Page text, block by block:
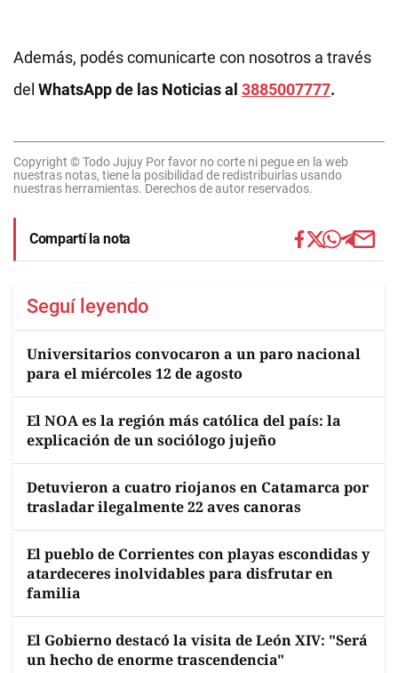
Además, podés comunicarte con nosotros a través
del WhatsApp de las Noticias al 3885007777.
Copyright © Todo Jujuy Por favor no corte ni pegue en la web
nuestras notas, tiene la posibilidad de redistribuirlas usando
nuestras herramientas. Derechos de autor reservados.
Compartí la nota
Seguí leyendo
Universitarios convocaron a un paro nacional
para el miércoles 12 de agosto
El NOA es la región más católica del país: la
explicación de un sociólogo jujeño
Detuvieron a cuatro riojanos en Catamarca por
trasladar ilegalmente 22 aves canoras
El pueblo de Corrientes con playas escondidas y
atardeceres inolvidables para disfrutar en
familia
El Gobierno destacó la visita de León XIV: "Será
un hecho de enorme trascendencia"